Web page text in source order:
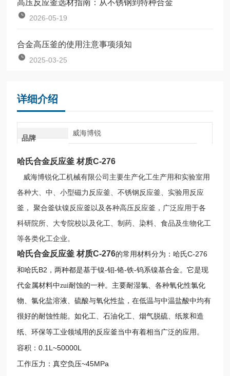
高压反应釜选材指南：从不锈钢到特种合金
2026-05-19
合金高压釜的使用注意事项须知
2025-03-25
详细介绍
品牌
威海博锐
哈氏合金反应釜 材质C-276
威海博锐化工机械有限公司主要生产化工生产用和实验室用
各种大、中、小型磁力反应釜、不锈钢反应釜、实验用反应
釜，
聚合釜钛镍反应釜以及各种高压反应釜，广泛应用于各
科研院所、大专院校以及化工、制药、染料、食品及生物化工
等各类化工企业。
哈氏合金反应釜 材质C-276的常用材料分为：哈氏C-276
和哈氏B2 ，两种都是基于镍-钼-铬-铁-钨系镍基合金。它是现
代金属材料中zui耐蚀的一种。主要耐湿氯、各种氧化性氯化
物、氯化盐溶液、硫酸与氧化性盐，在低温与中温盐酸中均有
很好的耐蚀性能。如化工、石油化工、烟气脱硫、纸浆和造
纸、环保等工业领域用的反应釜当中有着相当广泛的应用。
容积：0.1L~50000L
工作压力：真空负压~45MPa